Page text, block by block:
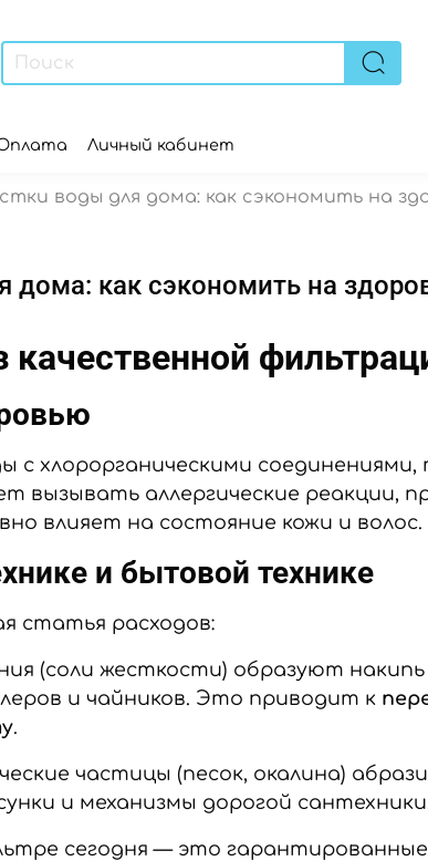
Личный кабинет
воды для дома: как сэкономить на
как сэкономить на
с хлорорганическими
вызывать аллергические реакции,
влияет на состояние кожи и волос.
и бытовой технике
статья расходов:
(соли жесткости) образуют
и чайников. Это приводит к
.
частицы (песок, окалина)
и механизмы дорогой
сегодня — это